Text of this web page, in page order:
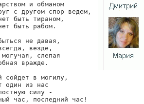
и обманом
с другом спор ведем,
быть тираном,
быть рабом.
не давая,
везде,
слепая
вражде.
сойдет в могилу,
один из нас
силу -